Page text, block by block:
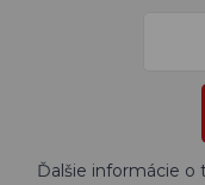
Ďalšie informácie o